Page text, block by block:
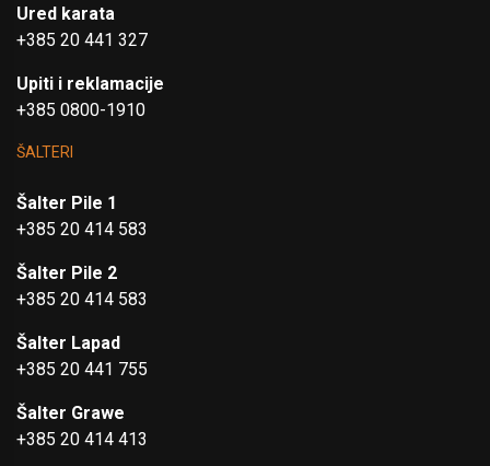
Ured karata
+385 20 441 327
Upiti i reklamacije
+385 0800-1910
ŠALTERI
Šalter Pile 1
+385 20 414 583
Šalter Pile 2
+385 20 414 583
Šalter Lapad
+385 20 441 755
Šalter Grawe
+385 20 414 413